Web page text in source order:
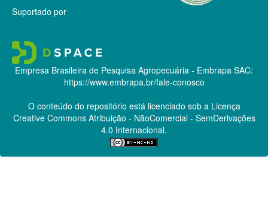
Suportado por
Empresa Brasileira de Pesquisa Agropecuária - Embrapa SAC:
https://www.embrapa.br/fale-conosco
O conteúdo do repositório está licenciado sob a Licença
Creative CommonsAtribuição - NãoComercial - SemDerivações
4.0 Internacional.